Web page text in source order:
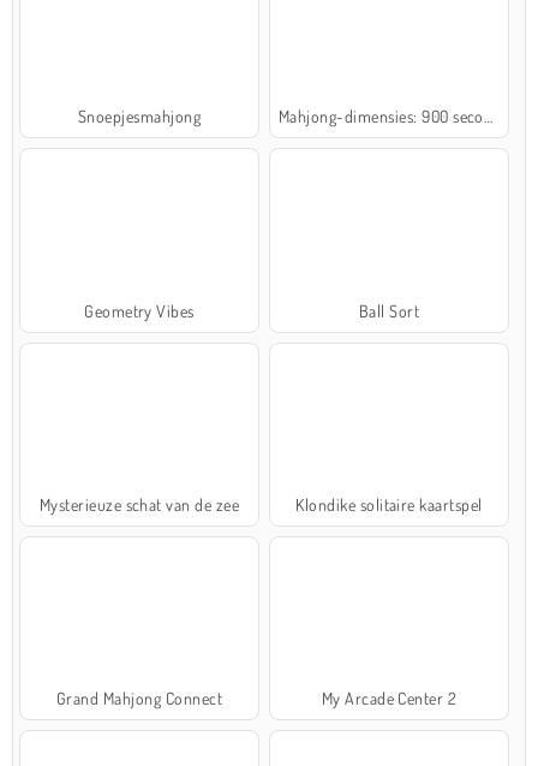
Snoepjesmahjong
Geometry Vibes Ball Sort
Mysterieuze schat van de zee Klondike solitaire kaartspel
Grand Mahjong Connect My Arcade Center 2